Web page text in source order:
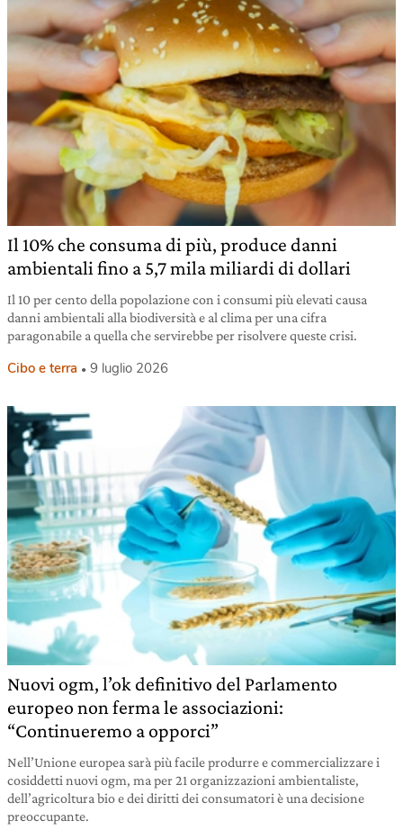
Il 10% che consuma di più, produce danni
ambientali fino a 5,7 mila miliardi di dollari
Il 10 per cento della popolazione con i consumi più elevati causa
danni ambientali alla biodiversità e al clima per una cifra
paragonabile a quella che servirebbe per risolvere queste crisi.
Cibo e terra 9 luglio 2026
Nuovi ogm, l’ok definitivo del Parlamento
europeo non ferma le associazioni:
“Continueremo a opporci”
Nell’Unione europea sarà più facile produrre e commercializzare i
cosiddetti nuovi ogm, ma per 21 organizzazioni ambientaliste,
dell’agricoltura bio e dei diritti dei consumatori è una decisione
preoccupante.